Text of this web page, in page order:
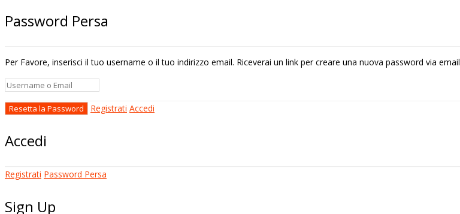
Password Persa
Per Favore, inserisci il tuo username o il tuo indirizzo email. Riceverai un link per creare una nuova password via email
Registrati Accedi
Accedi
Registrati Password Persa
Sign Up